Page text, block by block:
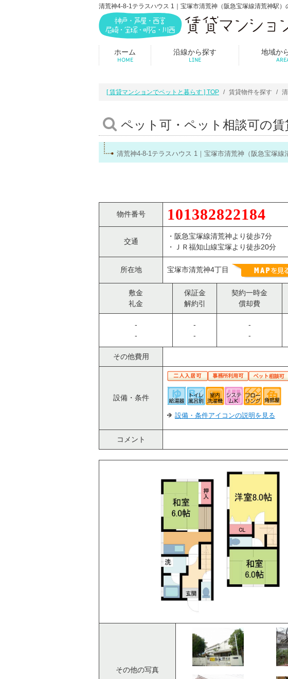
清荒神4-8-1テラスハウス 1｜宝塚市清荒神（阪急宝塚線清荒神駅）
ホーム
HOME
沿線から探す
LINE
地域か
[ 賃貸マンションでペットと暮らす ] TOP 賃貸物件を探す
ペット可・ペット相談可の賃
清荒神4-8-1テラスハウス 1｜宝塚市清荒神（阪急宝塚
物件番号 101382822184
交通
・阪急宝塚線清荒神より徒歩7分
・ＪＲ福知山線宝塚より徒歩20分
所在地 宝塚市清荒神4丁目
敷金
礼金
保証金
解約引
契約一時金
償却費
-
-
-
-
-
-
その他費用
設備・条件
設備・条件アイコンの説明を見る
コメント
その他の写真